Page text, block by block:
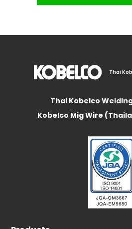
Thai
Thai Kobelco
Kobelco Mig Wire